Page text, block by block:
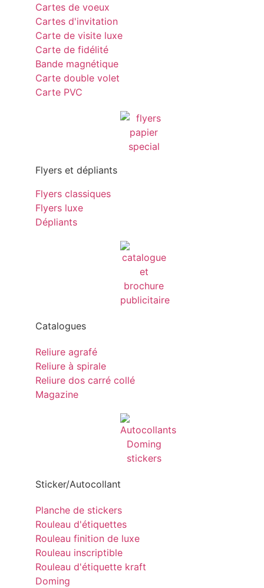
Cartes de voeux
Cartes d'invitation
Carte de visite luxe
Carte de fidélité
Bande magnétique
Carte double volet
Carte PVC
Flyers et dépliants
Flyers classiques
Flyers luxe
Dépliants
Catalogues
Reliure agrafé
Reliure à spirale
Reliure dos carré collé
Magazine
Sticker/Autocollant
Planche de stickers
Rouleau d'étiquettes
Rouleau finition de luxe
Rouleau inscriptible
Rouleau d'étiquette kraft
Doming